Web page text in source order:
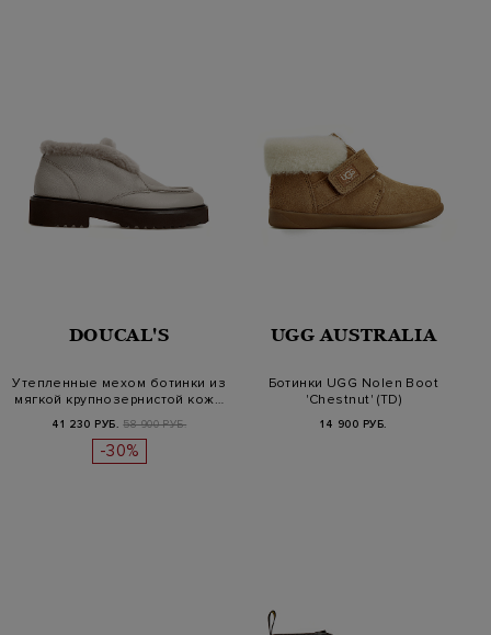
DOUCAL'S
Утепленные мехом ботинки из
мягкой крупнозернистой кож…
41 230 РУБ. 58 900 РУБ.
-30%
UGG AUSTRALIA
Ботинки UGG Nolen Boot
'Chestnut' (TD)
14 900 РУБ.